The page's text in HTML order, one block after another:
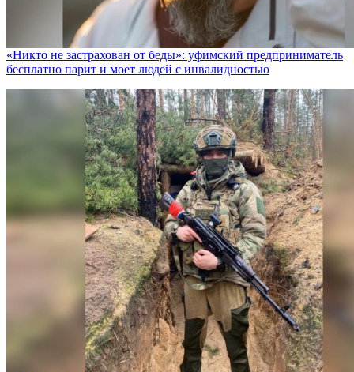
«Никто не заcтрахован от беды»: уфимский предприниматель
бесплатно парит и моет людей с инвалидностью